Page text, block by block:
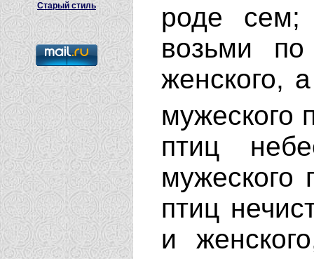
Старый стиль
роде
возьми
женского,
мужеского
птиц
мужеского
птиц
и